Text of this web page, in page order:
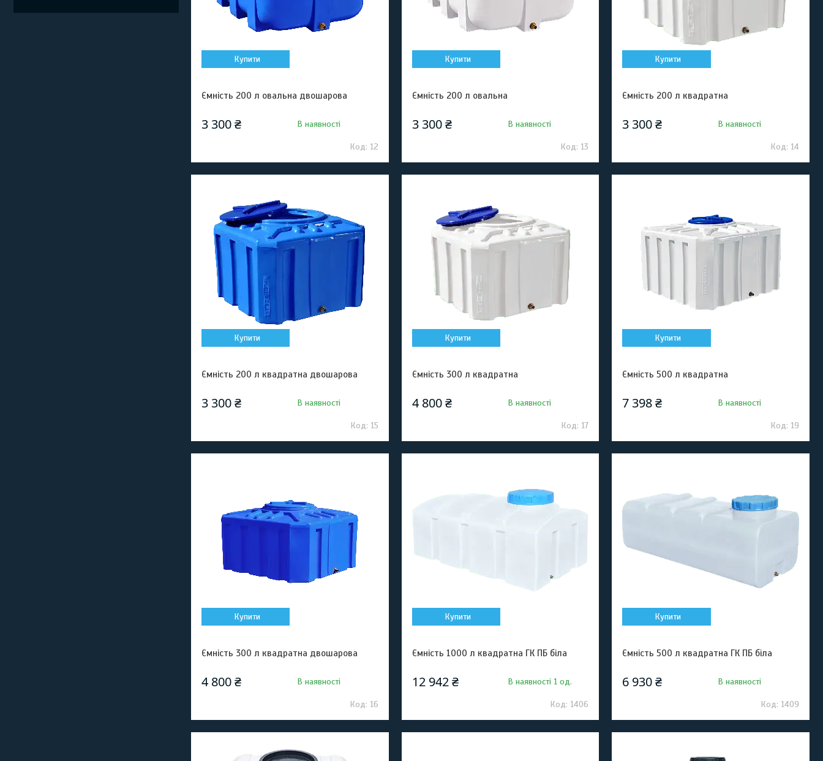
Купити
Ємність 200 л овальна двошарова
3 300 ₴ В наявності
12
Купити
Ємність 200 л овальна
3 300 ₴ В наявності
13
Купити
Ємність 200 л квадратна
3 300 ₴ В наявності
14
Купити
Ємність 200 л квадратна двошарова
3 300 ₴ В наявності
15
Купити
Ємність 300 л квадратна
4 800 ₴ В наявності
17
Купити
Ємність 500 л квадратна
7 398 ₴ В наявності
19
Купити
Ємність 300 л квадратна двошарова
4 800 ₴ В наявності
16
Купити
Ємність 1000 л квадратна ГК ПБ біла
12 942 ₴ В наявності 1 од.
1406
Купити
Ємність 500 л квадратна ГК ПБ біла
6 930 ₴ В наявності
1409